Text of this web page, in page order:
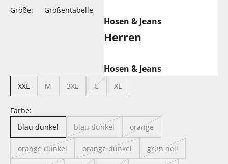
Größe: Größentabelle
Hosen & Jeans
Herren
Hosen & Jeans
XXL M 3XL L XL
Farbe:
blau dunkel
blau dunkel orange
orange dunkel orange dunkel grün hell